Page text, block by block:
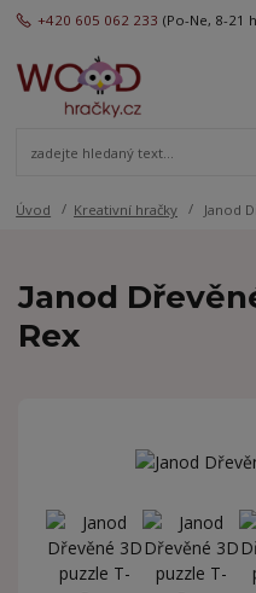
+420 605 062 233 (Po-Ne, 8-21
Úvod Kreativní hračky Janod
Janod
Rex